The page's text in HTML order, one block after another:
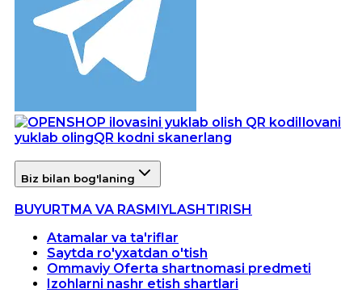
Ilovani
yuklab olingQR kodni skanerlang
Biz bilan bog'laning
BUYURTMA VA RASMIYLASHTIRISH
Atamalar va ta'riflar
Saytda ro'yxatdan o'tish
Ommaviy Oferta shartnomasi predmeti
Izohlarni nashr etish shartlari